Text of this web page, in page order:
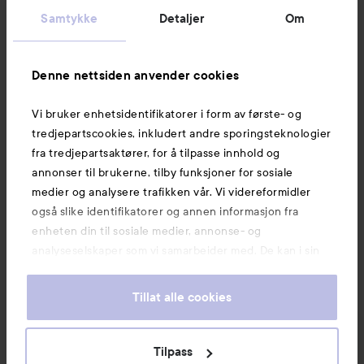
Samtykke Detaljer Om
Denne nettsiden anvender cookies
Vi bruker enhetsidentifikatorer i form av første- og
tredjepartscookies, inkludert andre sporingsteknologier
fra tredjepartsaktører, for å tilpasse innhold og
annonser til brukerne, tilby funksjoner for sosiale
medier og analysere trafikken vår. Vi videreformidler
også slike identifikatorer og annen informasjon fra
enheten din til sosiale medier, annonse- og
analyseselskaper som vi samarbeider med. De kan i sin
informasjon som du har oppgitt eller som de har samlet
våre cookies ved å fortsette å bruke nettsiden vår. For
informasjon om hvordan du kan endre innstillingene for
Tillat alle cookies
Tilpass
Kundeservice
Informasjon
Også av interesse